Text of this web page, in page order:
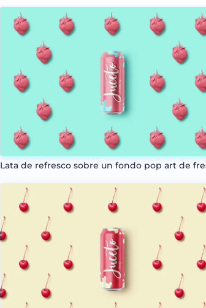
Lata de refresco sobre un fondo pop art de